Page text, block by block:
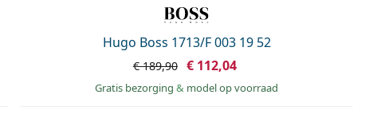
Hugo Boss 1713/F 003 19 52
€ 189,90 € 112,04
Gratis bezorging & model op voorraad